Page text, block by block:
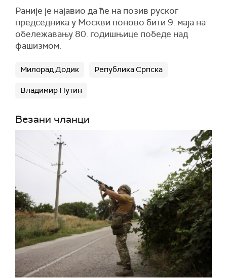
Раније је најавио да ће на позив руског
председника у Москви поново бити 9. маја на
обележавању 80. годишњице победе над
фашизмом.
Милорад Додик Република Српска
Владимир Путин
Везани чланци